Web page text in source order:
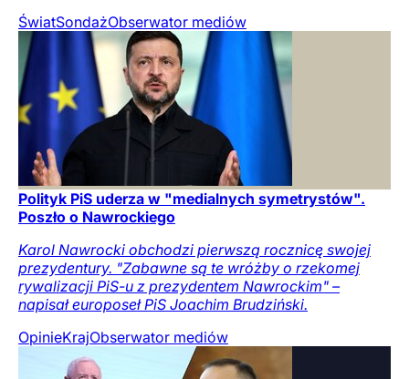
ŚwiatSondażObserwator mediów
Polityk PiS uderza w "medialnych symetrystów".
Poszło o Nawrockiego
Karol Nawrocki obchodzi pierwszą rocznicę swojej
prezydentury. "Zabawne są te wróżby o rzekomej
rywalizacji PiS-u z prezydentem Nawrockim" –
napisał europoseł PiS Joachim Brudziński.
OpinieKrajObserwator mediów